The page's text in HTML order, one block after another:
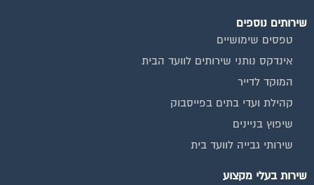
שירותים נוספים
טפסים שימושיים
אינדקס נותני שירותים לוועד הבית
המוקד לדייר
קהילת ועדי בתים בפייסבוק
שיפוץ בניינים
שירותי גבייה לוועד בית
שירות בעלי מקצוע